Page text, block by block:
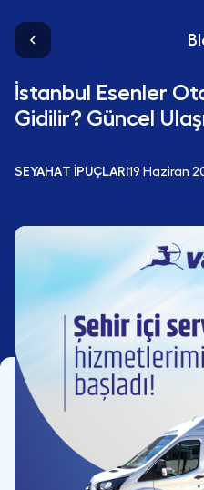
İstanbul Esenler
Gidilir? Güncel
SEYAHAT İPUÇLARI 19 Haziran